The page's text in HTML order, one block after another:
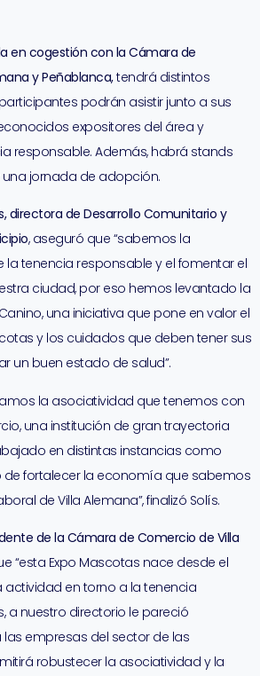
en cogestión con la Cámara de
y Peñablanca,tendrá distintos
podrán asistir junto a sus
expositores del área y
responsable. Además, habrá stands
jornada de adopción.
directora de Desarrollo Comunitario y
, aseguró que “sabemos la
la tenencia responsable y el fomentar el
ciudad, por eso hemos levantado la
una iniciativa que pone en valor el
y los cuidados que deben tener sus
un buen estado de salud”.
la asociatividad que tenemos con
una institución de gran trayectoria
en distintas instancias como
de fortalecer la economía que sabemos
de Villa Alemana”, finalizó Solís.
de la Cámara de Comercio de Villa
“esta Expo Mascotas nace desde el
actividad en torno a la tenencia
a nuestro directorio le pareció
empresas del sector de las
robustecer la asociatividad y la